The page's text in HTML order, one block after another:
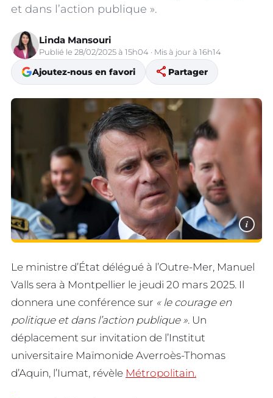
et dans l’action publique ».
Linda Mansouri
Publié le 28/02/2025 à 15h04 · Mis à jour à 16h14
Ajoutez-nous en favori share Partager
i
Le ministre d’État délégué à l’Outre-Mer, Manuel
Valls sera à Montpellier le jeudi 20 mars 2025. Il
donnera une conférence sur « le courage en
politique et dans l’action publique ». Un
déplacement sur invitation de l’Institut
universitaire Maïmonide Averroès-Thomas
d’Aquin, l’Iumat, révèle Métropolitain.